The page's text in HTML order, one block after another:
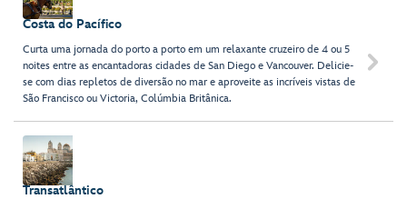
Costa do Pacífico
Curta uma jornada do porto a porto em um relaxante cruzeiro de 4 ou 5
noites entre as encantadoras cidades de San Diego e Vancouver. Delicie-
se com dias repletos de diversão no mar e aproveite as incríveis vistas de
São Francisco ou Victoria, Colúmbia Britânica.

Transatlântico